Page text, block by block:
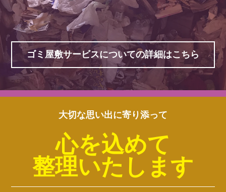
ゴミ屋敷サービスについての詳細はこちら
大切な思い出に寄り添って
心を込めて
整理いたします